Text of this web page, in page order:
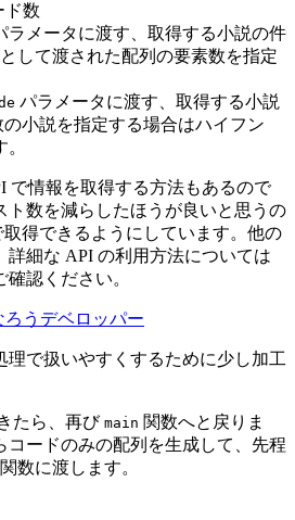
ド数
ラメータに渡す、取得する小説の件
して渡された配列の要素数を指定
パラメータに渡す、取得する小説
小説を指定する場合はハイフン
で情報を取得する方法もあるので
ト数を減らしたほうが良いと思うの
得できるようにしています。他の
詳細な API の利用方法については
認ください。
ろうデベロッパー
理で扱いやすくするために少し加工
たら、再び main 関数へと戻りま
コードのみの配列を生成して、先程
関数に渡します。